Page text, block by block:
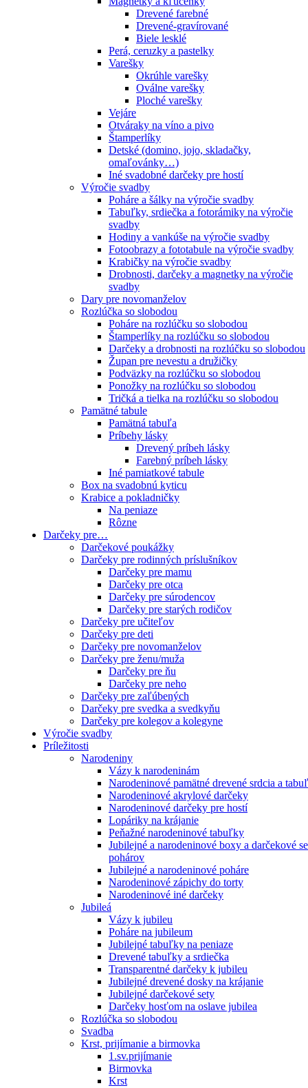
Drevené farebné
Drevené-gravírované
Biele lesklé
Perá, ceruzky a pastelky
Varešky
Okrúhle varešky
Oválne varešky
Ploché varešky
Vejáre
Otváraky na víno a pivo
Štamperlíky
Detské (domino, jojo, skladačky,
omaľovánky…)
Iné svadobné darčeky pre hostí
Výročie svadby
Poháre a šálky na výročie svadby
Tabuľky, srdiečka a fotorámiky na výročie
svadby
Hodiny a vankúše na výročie svadby
Fotoobrazy a fototabule na výročie svadby
Krabičky na výročie svadby
Drobnosti, darčeky a magnetky na výročie
svadby
Dary pre novomanželov
Rozlúčka so slobodou
Poháre na rozlúčku so slobodou
Štamperlíky na rozlúčku so slobodou
Darčeky a drobnosti na rozlúčku so slobodou
Župan pre nevestu a družičky
Podväzky na rozlúčku so slobodou
Ponožky na rozlúčku so slobodou
Tričká a tielka na rozlúčku so slobodou
Pamätné tabule
Pamätná tabuľa
Príbehy lásky
Drevený príbeh lásky
Farebný príbeh lásky
Iné pamiatkové tabule
Box na svadobnú kyticu
Krabice a pokladničky
Na peniaze
Rôzne
Darčeky pre…
Darčekové poukážky
Darčeky pre rodinných príslušníkov
Darčeky pre mamu
Darčeky pre otca
Darčeky pre súrodencov
Darčeky pre starých rodičov
Darčeky pre učiteľov
Darčeky pre deti
Darčeky pre novomanželov
Darčeky pre ženu/muža
Darčeky pre ňu
Darčeky pre neho
Darčeky pre zaľúbených
Darčeky pre svedka a svedkyňu
Darčeky pre kolegov a kolegyne
Výročie svadby
Príležitosti
Narodeniny
Vázy k narodeninám
Narodeninové pamätné drevené srdcia a
Narodeninové akrylové darčeky
Narodeninové darčeky pre hostí
Lopáriky na krájanie
Peňažné narodeninové tabuľky
Jubilejné a narodeninové boxy a darčekové
pohárov
Jubilejné a narodeninové poháre
Narodeninové zápichy do torty
Narodeninové iné darčeky
Jubileá
Vázy k jubileu
Poháre na jubileum
Jubilejné tabuľky na peniaze
Drevené tabuľky a srdiečka
Transparentné darčeky k jubileu
Jubilejné drevené dosky na krájanie
Jubilejné darčekové sety
Darčeky hosťom na oslave jubilea
Rozlúčka so slobodou
Svadba
Krst, prijímanie a birmovka
1.sv.prijímanie
Birmovka
Krst